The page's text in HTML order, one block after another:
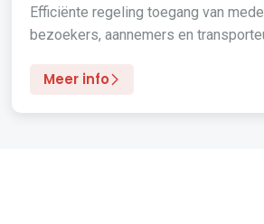
Efficiënte regeling toegang van
bezoekers, aannemers en
Meer info